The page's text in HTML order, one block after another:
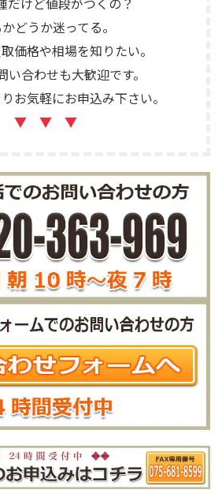
どうか迷ってる。
価格や相場を知りたい。
い合わせも大歓迎です。
お気軽にお申込み下さい。
▼ ▼ ▼